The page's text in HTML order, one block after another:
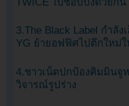
3.The Black Label กำลัง
YG ย้ายอฟฟิศไปตึกใหม่
4.ชาวเน็ตปกป้องคิมมินจู
วิจารณ์รูปร่าง